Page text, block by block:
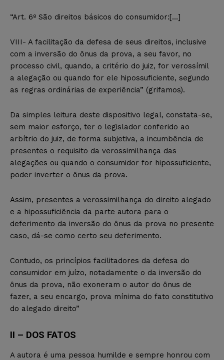
“Art. 6º São direitos básicos do consumidor:[…]
VIII- A facilitação da defesa de seus direitos, inclusive
com a inversão do ônus da prova, a seu favor, no
processo civil, quando, a critério do juiz, for verossímil
a alegação ou quando for ele hipossuficiente, segundo
as regras ordinárias de experiência” (grifamos).
Da simples leitura deste dispositivo legal, constata-se,
sem maior esforço, ter o legislador conferido ao
arbítrio do juiz, de forma subjetiva, a incumbência de
presentes o requisito da verossimilhança das
alegações ou quando o consumidor for hipossuficiente,
poder inverter o ônus da prova.
Assim, presentes a verossimilhança do direito alegado
e a hipossuficiência da parte autora para o
deferimento da inversão do ônus da prova no presente
caso, dá-se como certo seu deferimento.
Contudo, os princípios facilitadores da defesa do
consumidor em juízo, notadamente o da inversão do
ônus da prova, não exoneram o autor do ônus de
fazer, a seu encargo, prova mínima do fato constitutivo
do alegado direito”
II – DOS FATOS
A autora é uma pessoa humilde e sempre honrou com